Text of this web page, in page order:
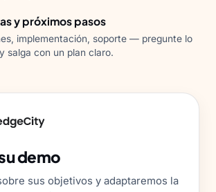
y próximos pasos
implementación, soporte — pregunte lo
salga con un plan claro.
demo
sus objetivos y adaptaremos la